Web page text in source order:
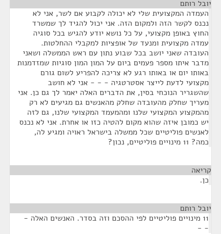
יובל רותם
העמדה המקצועית שלי לא יכולה לקבוע אם לשר, אני לא
נכנס לקשר הזה ולמקום הזה. אני יכול להגיד לך שמשרד
החוץ באופן מקצועי, על כל נושא יודע להגיש בכל סוגיה
עמדה מקצועית ומנעד של אופציות למקבלי ההחלטות.
העובדה שאני יושב בכל שבוע נתון עם ראש הממשלה ושאני
מדבר איתו מספר פעמים ביום על המון המון סוגיות שמזדמנות
באותו יום או באותו רגע לא צריכה להפריע לשום גורם
מקצועי לדעת לייצר אסטרטגיה - - - אני לא חושב
שהשגריר הנוכחי בסין, את הדברים האלה יאמר לך גם כן. אני
מעריך שחלק מהעובדה שחלק מהאנשים גם מגיעים לא רק
מהמקצוע המקצועי שלנו ומהמעמד המקצועי שלנו, גם לזה
יש כמובן איזה שהוא מקום להטיה כזו או אחרת. אני לא נכנס
לאנשים פוליטיים שכל ממשלה בישראל ראויה ומגיע לה,
כמה? 11 מינויים פוליטיים, נכון?
קריאה
כן.
יובל רותם
11 מינויים פוליטיים לפי ההסכם וזה בסדר. האנשים האלה -
- -